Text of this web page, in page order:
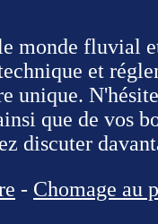
monde fluvial
et
que de vos
discuter
- Chomage au